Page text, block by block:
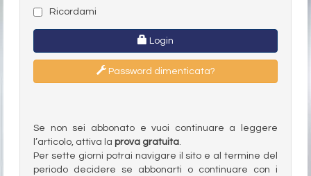
Ricordami
Login
Password dimenticata?
Se non sei abbonato e vuoi continuare a leggere
l’articolo, attiva la prova gratuita.
Per sette giorni potrai navigare il sito e al termine del
periodo decidere se abbonarti o continuare con i